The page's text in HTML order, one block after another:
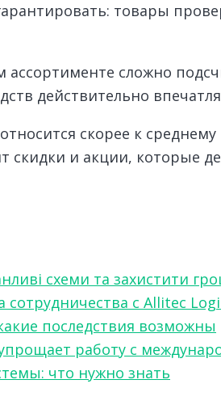
товары
сложно
действительно
скорее к
скидки и акции, которые
схеми та захистити
с Allitec
последствия возможны
работу с
что нужно знать